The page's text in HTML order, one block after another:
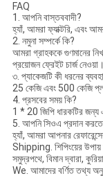
FAQ
1. আপনি বাস্তববাদী?
হ্যাঁ, আমরা ফ্যাক্টরি, এবং
2. নমুনা সম্পর্কে কি?
আমরা গ্রাহককে গুণমানের
প্রয়োজন ফ্রেইট চার্জ নেওয়া।
৩. প্যাকেজটি কী ধরনের
25 কেজি এবং 500 কেজি
4. প্রসবের সময় কি?
1 * 20 জিপি ধারকটির জন্য
5. আপনি সিওএ প্রদান করতে
হ্যাঁ, আমরা আপনার
Shipping. শিপিংয়ের উপায়
সমুদ্রপথে, বিমান দ্বারা,
We. আমাদের বর্ণিত তথ্য